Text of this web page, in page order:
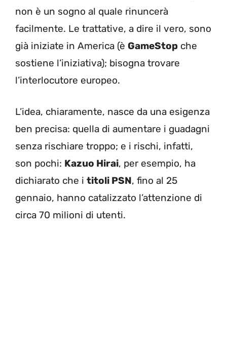
non è un sogno al quale rinuncerà
facilmente. Le trattative, a dire il vero, sono
già iniziate in America (è GameStop che
sostiene l’iniziativa); bisogna trovare
l’interlocutore europeo.
L’idea, chiaramente, nasce da una esigenza
ben precisa: quella di aumentare i guadagni
senza rischiare troppo; e i rischi, infatti,
son pochi: Kazuo Hirai, per esempio, ha
dichiarato che i titoli PSN, fino al 25
gennaio, hanno catalizzato l’attenzione di
circa 70 milioni di utenti.